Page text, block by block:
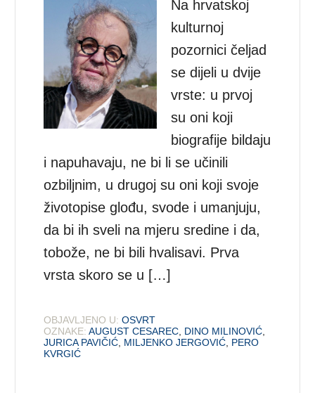
Na hrvatskoj
kulturnoj
pozornici čeljad
se dijeli u dvije
vrste: u prvoj
su oni koji
biografije bildaju
i napuhavaju, ne bi li se učinili
ozbiljnim, u drugoj su oni koji svoje
životopise glođu, svode i umanjuju,
da bi ih sveli na mjeru sredine i da,
tobože, ne bi bili hvalisavi. Prva
vrsta skoro se u […]
OBJAVLJENO U: OSVRT
OZNAKE: AUGUST CESAREC DINO MILINOVIĆ
JURICA PAVIČIĆ MILJENKO JERGOVIĆ PERO
KVRGIĆ